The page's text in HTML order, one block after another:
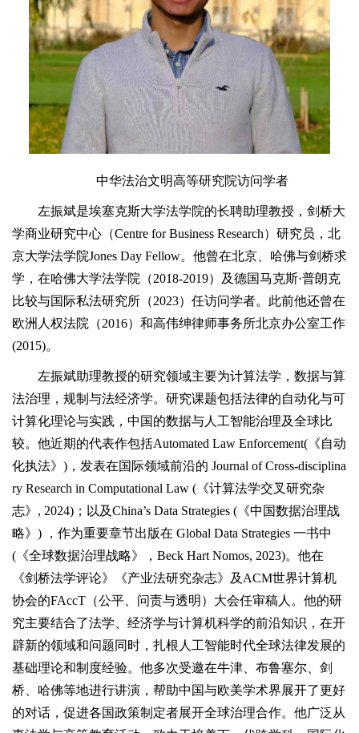
中华法治文明高等研究院访问学者
左振斌是埃塞克斯大学法学院的长聘助理教授，剑桥大
学商业研究中心（Centre for Business Research）研究员，北
京大学法学院Jones Day Fellow。他曾在北京、哈佛与剑桥求
学，在哈佛大学法学院（2018-2019）及德国马克斯·普朗克
比较与国际私法研究所（2023）任访问学者。此前他还曾在
欧洲人权法院（2016）和高伟绅律师事务所北京办公室工作
(2015)。
左振斌助理教授的研究领域主要为计算法学，数据与算
法治理，规制与法经济学。研究课题包括法律的自动化与可
计算化理论与实践，中国的数据与人工智能治理及全球比
较。他近期的代表作包括Automated Law Enforcement(《自动
化执法》)，发表在国际领域前沿的 Journal of Cross-disciplina
ry Research in Computational Law (《计算法学交叉研究杂
志》, 2024)；以及China’s Data Strategies (《中国数据治理战
略》) ，作为重要章节出版在 Global Data Strategies 一书中
(《全球数据治理战略》，Beck Hart Nomos, 2023)。他在
《剑桥法学评论》《产业法研究杂志》及ACM世界计算机
协会的FAccT（公平、问责与透明）大会任审稿人。他的研
究主要结合了法学、经济学与计算机科学的前沿知识，在开
辟新的领域和问题同时，扎根人工智能时代全球法律发展的
基础理论和制度经验。他多次受邀在牛津、布鲁塞尔、剑
桥、哈佛等地进行讲演，帮助中国与欧美学术界展开了更好
的对话，促进各国政策制定者展开全球治理合作。他广泛从